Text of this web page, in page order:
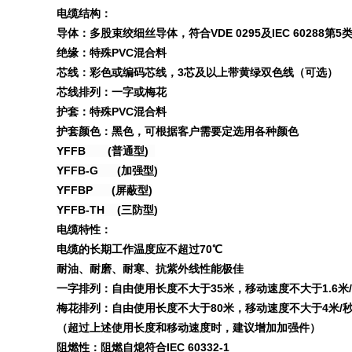
电缆结构：
导体：多股束绞细丝导体，符合VDE 0295及IEC 60288第5
绝缘：特殊PVC混合料
芯线：彩色或编码芯线，3芯及以上带黄绿双色线（可选）
芯线排列：一字或梅花
护套：特殊PVC混合料
护套颜色：黑色，可根据客户需要定选用各种颜色
YFFB (普通型)
YFFB-G (加强型)
YFFBP (屏蔽型)
YFFB-TH (三防型)
电缆特性：
电缆的长期工作温度应不超过70℃
耐油、耐磨、耐寒、抗紫外线性能极佳
一字排列：自由使用长度不大于35米，移动速度不大于1.6米
梅花排列：自由使用长度不大于80米，移动速度不大于4米/
（超过上述使用长度和移动速度时，建议增加加强件）
阻燃性：阻燃自熄符合IEC 60332-1